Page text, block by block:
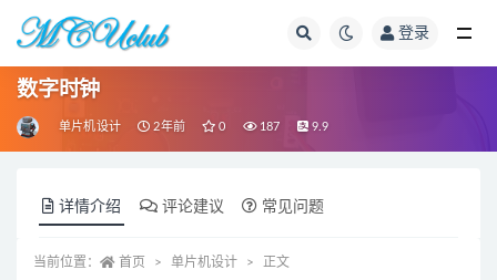
登录
数字时钟
单片机设计 2年前 0 187 9.9
详情介绍 评论建议 常见问题
当前位置： 首页 单片机设计 正文